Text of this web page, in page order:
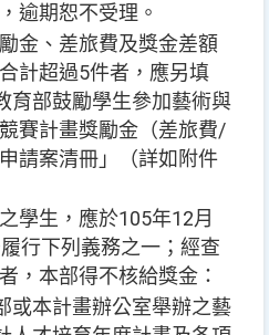
逾期恕不受理。
金、差旅費及獎金差額
計超過5件者，應另填
育部鼓勵學生參加藝術與
賽計畫獎勵金（差旅費/
請案清冊」（詳如附件
學生，應於105年12月
行下列義務之一；經查
，本部得不核給獎金：
或本計畫辦公室舉辦之藝